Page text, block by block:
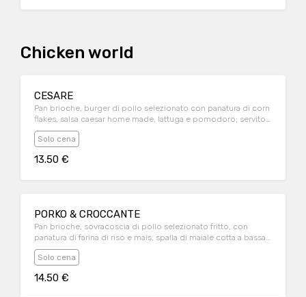
Chicken world
CESARE
Pan brioche, burger di pollo selezionato con panatura di corn
flakes, salsa caesar home made, lattuga e pomodoro; servito
con contorno di patatine fritte
Solo cena
13.50 €
PORKO & CROCCANTE
Pan brioche, sovracoscia di pollo selezionato fritto, con
panatura di farina di riso e mais, spalla di maiale cotta a bassa
temperatura e affumicata in forno a carbone Kopa, sfilacciata e
condita con salsa BBQ; servito con contorno di patatine fritte
Solo cena
14.50 €